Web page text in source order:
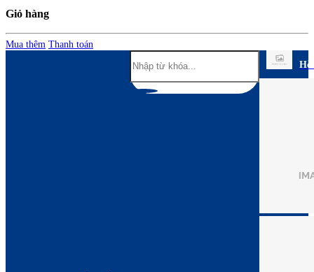
Giỏ hàng
Mua thêm Thanh toán